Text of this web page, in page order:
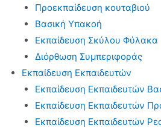
Προεκπαίδευση κουταβιού
Βασική Υπακοή
Εκπαίδευση Σκύλου Φύλακα
Διόρθωση Συμπεριφοράς
Εκπαίδευση Εκπαιδευτών
Εκπαίδευση Εκπαιδευτών
Εκπαίδευση Εκπαιδευτών
Εκπαίδευση Εκπαιδευτών